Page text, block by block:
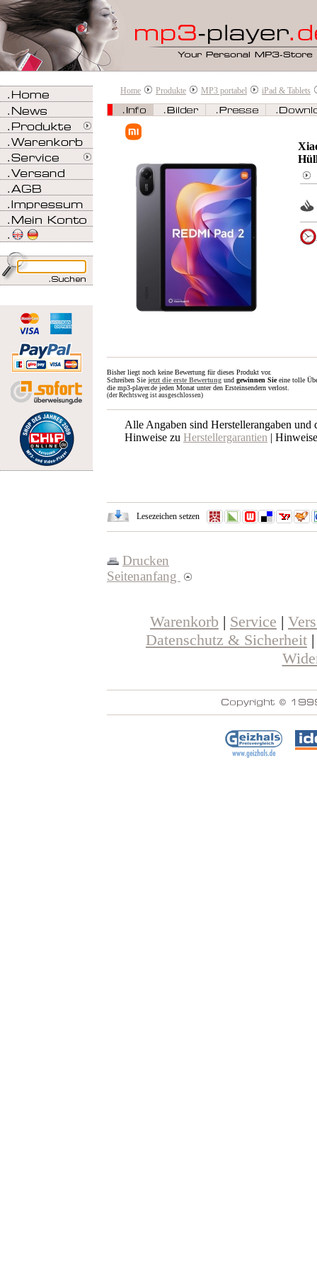
Home Produkte MP3 portabel iPad & Tablets
Bisher liegt noch keine Bewertung für dieses Produkt vor.
Schreiben Sie jetzt die erste Bewertung und gewinnen Sieeine tolle
die mp3-player.de jeden Monat unter den Ersteinsendern verlost.
(der Rechtsweg ist ausgeschlossen)
Alle Angaben sind Herstellerangaben und
Hinweise zu Herstellergarantien |
Lesezeichen setzen
Drucken
Seitenanfang
Warenkorb | Service |
Datenschutz & Sicherheit